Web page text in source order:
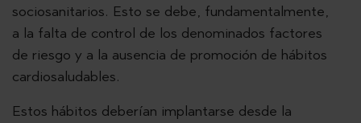
sociosanitarios. Esto se debe, fundamentalmente,
a la falta de control de los denominados factores
de riesgo y a la ausencia de promoción de hábitos
cardiosaludables.
Estos hábitos deberían implantarse desde la